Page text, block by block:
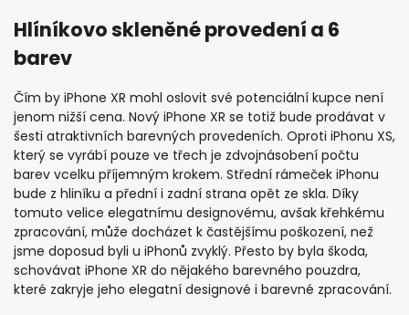
Hlíníkovo skleněné provedení a 6
barev
Čím by iPhone XR mohl oslovit své potenciální kupce není
jenom nižší cena. Nový iPhone XR se totiž bude prodávat v
šesti atraktivních barevných provedeních. Oproti iPhonu XS,
který se vyrábí pouze ve třech je zdvojnásobení počtu
barev vcelku příjemným krokem. Střední rámeček iPhonu
bude z hliníku a přední i zadní strana opět ze skla. Díky
tomuto velice elegatnímu designovému, avšak křehkému
zpracování, může docházet k častějšímu poškození, než
jsme doposud byli u iPhonů zvyklý. Přesto by byla škoda,
schovávat iPhone XR do nějakého barevného pouzdra,
které zakryje jeho elegatní designové i barevné zpracování.